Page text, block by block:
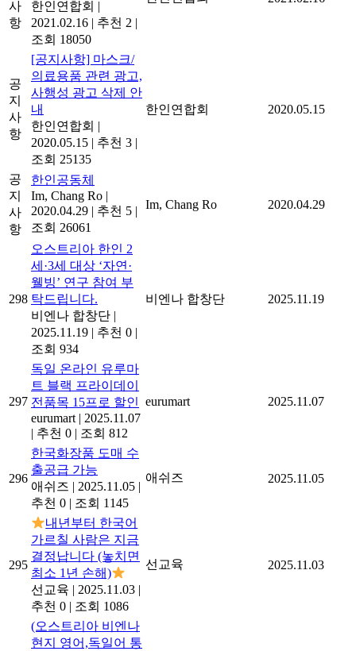
사
항
한인연합회 |
2021.02.16 | 추천 2 |
조회 18050
공
지
사
항
[공지사항] 마스크/
의료용품 관련 광고,
사행성 광고 삭제 안
내
한인연합회 |
2020.05.15 | 추천 3 |
조회 25135
한인연합회 2020.05.15
공
지
사
항
한인공동체
Im, Chang Ro |
2020.04.29 | 추천 5 |
조회 26061
Im, Chang Ro 2020.04.29
298
오스트리아 한인 2
세·3세 대상 ‘자연·
웰빙’ 연구 참여 부
탁드립니다.
비엔나 합창단 |
2025.11.19 | 추천 0 |
조회 934
비엔나 합창단 2025.11.19
297
독일 온라인 유루마
트 블랙 프라이데이
전품목 15프로 할인
eurumart | 2025.11.07
| 추천 0 | 조회 812
eurumart 2025.11.07
296
한국화장품 도매 수
출공급 가능
애쉬즈 | 2025.11.05 |
추천 0 | 조회 1145
애쉬즈 2025.11.05
295
내년부터 한국어
가르칠 사람은 지금
결정납니다 (놓치면
최소 1년 손해)
선교육 | 2025.11.03 |
추천 0 | 조회 1086
선교육 2025.11.03
(오스트리아 비엔나
현지 영어,독일어 통